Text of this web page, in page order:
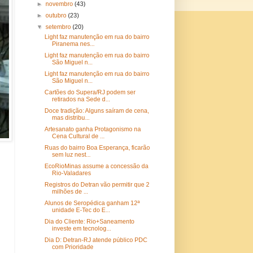
►novembro(43)
►outubro(23)
▼setembro(20)
Light faz manutenção em rua do bairro
Piranema nes...
Light faz manutenção em rua do bairro
São Miguel n...
Light faz manutenção em rua do bairro
São Miguel n...
Cartões do Supera/RJ podem ser
retirados na Sede d...
Doce tradição: Alguns saíram de cena,
mas distribu...
Artesanato ganha Protagonismo na
Cena Cultural de ...
Ruas do bairro Boa Esperança, ficarão
sem luz nest...
EcoRioMinas assume a concessão da
Rio-Valadares
Registros do Detran vão permitir que 2
milhões de ...
Alunos de Seropédica ganham 12ª
unidade E-Tec do E...
Dia do Cliente: Rio+Saneamento
investe em tecnolog...
Dia D: Detran-RJ atende público PDC
com Prioridade